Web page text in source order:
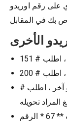
على رقم اوريدو
الأخرى
آخر ، اطلب #